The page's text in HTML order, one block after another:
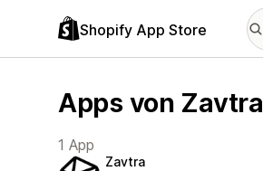
Shopify App Store
Apps von Zavtra
1 App
Zavtra